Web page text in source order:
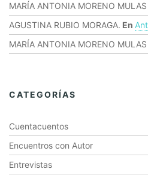
MARÍA ANTONIA MORENO MULAS
AGUSTINA RUBIO MORAGA. En
MARÍA ANTONIA MORENO MULAS
CATEGORÍAS
Cuentacuentos
Encuentros con Autor
Entrevistas